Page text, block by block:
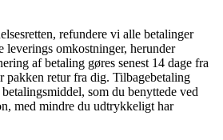
refundere vi alle betalinger
leverings omkostninger, herunder
af betaling gøres senest 14 dage fra
pakken retur fra dig. Tilbagebetaling
som du benyttede ved
med mindre du udtrykkeligt har